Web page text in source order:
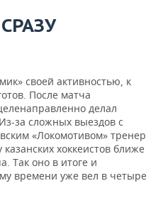
своей активностью, к
После матча
делал
за сложных выездов с
«Локомотивом» тренер
хоккеистов ближе
Так оно в итоге и
времени уже вел в четыре